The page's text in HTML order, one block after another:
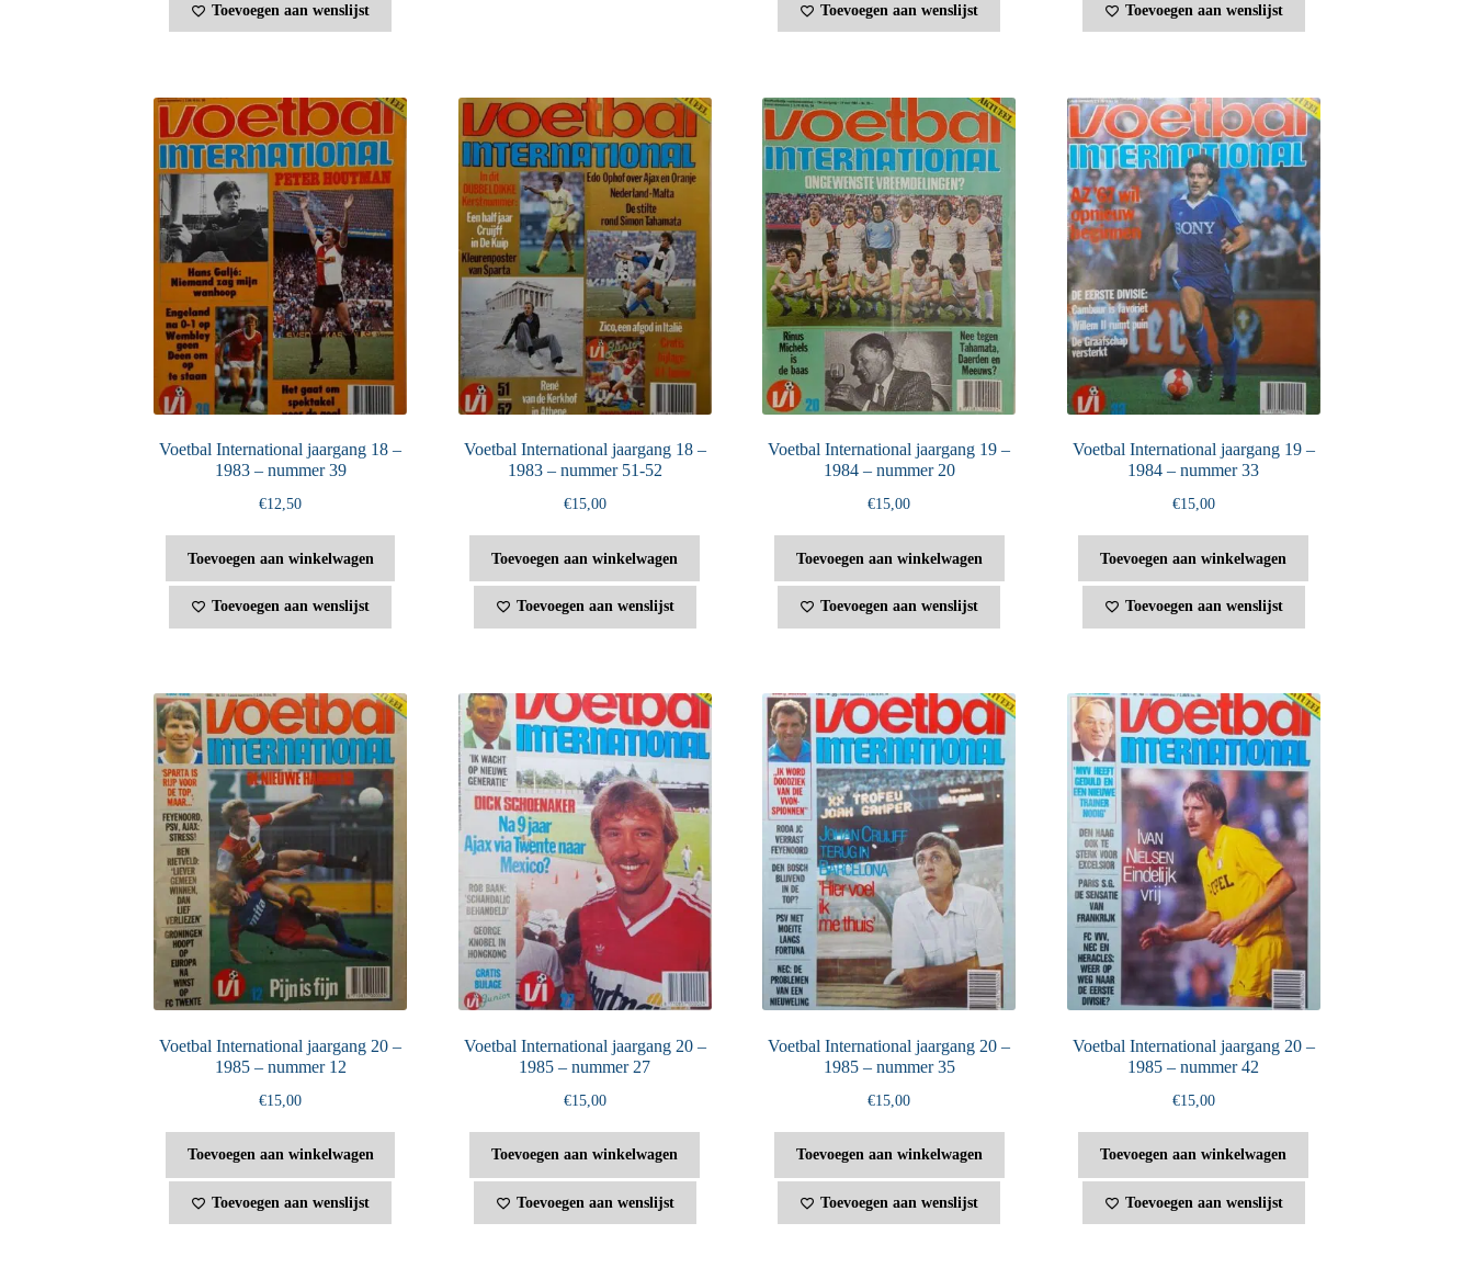
Toevoegen aan wenslijst Toevoegen aan wenslijst Toevoegen aan wenslijst
Voetbal International jaargang 18 –
1983 – nummer 39
€12,50
Toevoegen aan winkelwagen
Toevoegen aan wenslijst
Voetbal International jaargang 18 –
1983 – nummer 51-52
€15,00
Toevoegen aan winkelwagen
Toevoegen aan wenslijst
Voetbal International jaargang 19 –
1984 – nummer 20
€15,00
Toevoegen aan winkelwagen
Toevoegen aan wenslijst
Voetbal International jaargang 19 –
1984 – nummer 33
€15,00
Toevoegen aan winkelwagen
Toevoegen aan wenslijst
Voetbal International jaargang 20 –
1985 – nummer 12
€15,00
Toevoegen aan winkelwagen
Toevoegen aan wenslijst
Voetbal International jaargang 20 –
1985 – nummer 27
€15,00
Toevoegen aan winkelwagen
Toevoegen aan wenslijst
Voetbal International jaargang 20 –
1985 – nummer 35
€15,00
Toevoegen aan winkelwagen
Toevoegen aan wenslijst
Voetbal International jaargang 20 –
1985 – nummer 42
€15,00
Toevoegen aan winkelwagen
Toevoegen aan wenslijst